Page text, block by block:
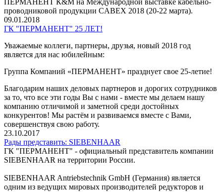
проводниковой продукции CABEX 2018 (20-22 марта).
09.01.2018
ГК "ПЕРМАНЕНТ" 25 ЛЕТ!
Уважаемые коллеги, партнеры, друзья, новый 2018 год
является для нас юбилейным:
Группа Компаний «ПЕРМАНЕНТ» празднует свое 25-летие!
Благодарим наших деловых партнеров и дорогих сотрудников
за то, что все эти годы Вы с нами - вместе мы делаем нашу
компанию отличимой и заметной среди достойных
конкурентов! Мы растём и развиваемся вместе с Вами,
совершенствуя свою работу.
23.10.2017
Рады представить: SIEBENHAAR
ГК "ПЕРМАНЕНТ" - официальный представитель компании
SIEBENHAAR на территории России.
SIEBENHAAR Antriebstechnik GmbH (Германия) является
одним из ведущих мировых производителей редукторов и